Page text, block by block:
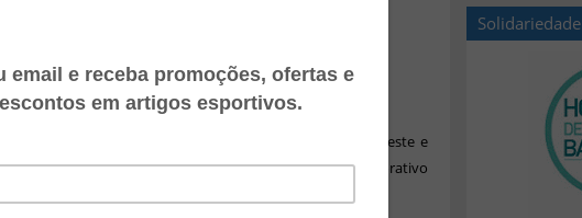
o clássico modelo em listras verticais nas cores azul celeste e
uma gola em preto. Possui no peito um escudo comemorativo
será no próximo dia 25 de março.
Solidariedade